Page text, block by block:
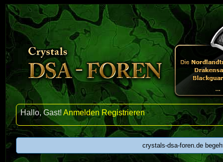
Hallo, Gast!Anmelden Registrieren
crystals-dsa-foren.de